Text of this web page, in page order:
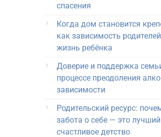
спасения
Когда дом становится
как зависимость
жизнь ребёнка
Доверие и поддержка
процессе преодоления
зависимости
Родительский ресурс:
забота о себе — это
счастливое детство